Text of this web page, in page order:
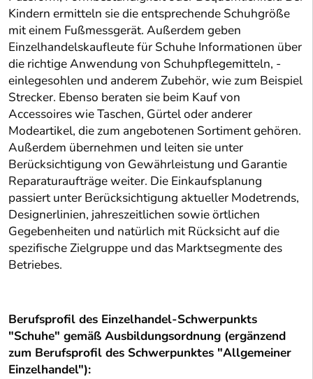
Kindern ermitteln sie die entsprechende Schuhgröße
mit einem Fußmessgerät. Außerdem geben
Einzelhandelskaufleute für Schuhe Informationen über
die richtige Anwendung von Schuhpflegemitteln, -
einlegesohlen und anderem Zubehör, wie zum Beispiel
Strecker. Ebenso beraten sie beim Kauf von
Accessoires wie Taschen, Gürtel oder anderer
Modeartikel, die zum angebotenen Sortiment gehören.
Außerdem übernehmen und leiten sie unter
Berücksichtigung von Gewährleistung und Garantie
Reparaturaufträge weiter. Die Einkaufsplanung
passiert unter Berücksichtigung aktueller Modetrends,
Designerlinien, jahreszeitlichen sowie örtlichen
Gegebenheiten und natürlich mit Rücksicht auf die
spezifische Zielgruppe und das Marktsegmente des
Betriebes.
Berufsprofil des Einzelhandel-Schwerpunkts
"Schuhe" gemäß Ausbildungsordnung (ergänzend
zum Berufsprofil des Schwerpunktes "Allgemeiner
Einzelhandel"):